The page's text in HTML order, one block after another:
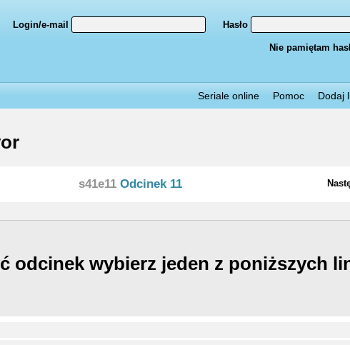
Login/e-mail Hasło
Nie pamiętam
Seriale online Pomoc Dodaj
s41e11Odcinek 11
odcinek wybierz jeden z poniższych